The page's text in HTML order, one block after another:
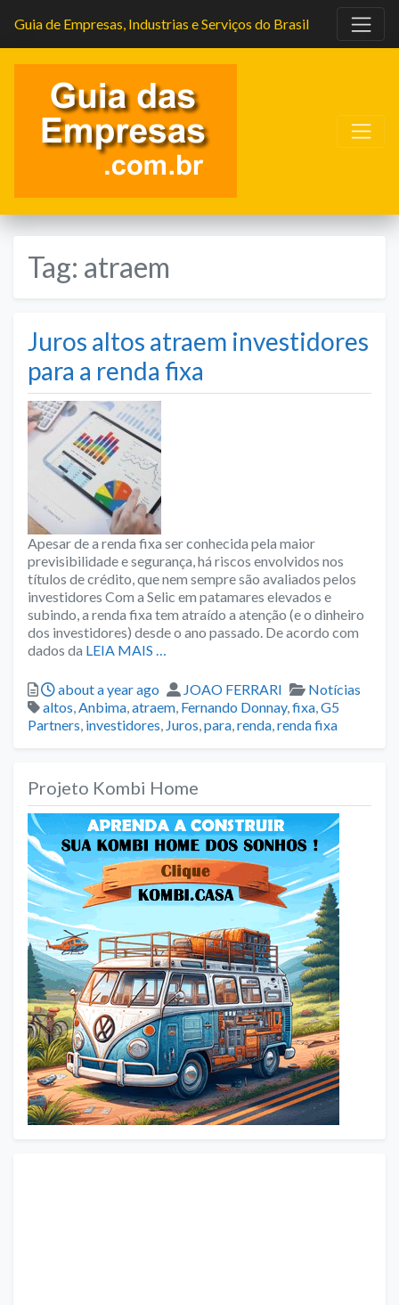
Guia de Empresas, Industrias e Serviços do Brasil
Tag: atraem
Juros altos atraem investidores
para a renda fixa
Apesar de a renda fixa ser conhecida pela maior
previsibilidade e segurança, há riscos envolvidos nos
títulos de crédito, que nem sempre são avaliados pelos
investidores Com a Selic em patamares elevados e
subindo, a renda fixa tem atraído a atenção (e o dinheiro
dos investidores) desde o ano passado. De acordo com
dados da LEIA MAIS …
Posted
about a year ago Author
JOAO FERRARI Categories
Notícias
Tags
altos,Anbima,atraem, Fernando Donnay,fixa,G5
Partners, investidores, Juros,para,renda,renda fixa
Projeto Kombi Home